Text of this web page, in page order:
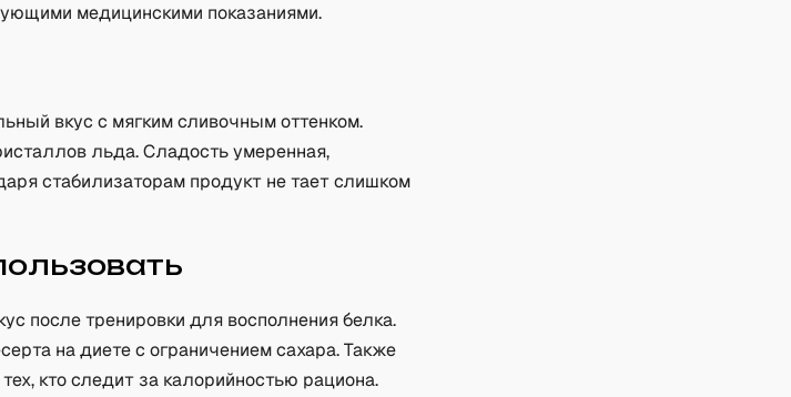
медицинскими показаниями.
вкус с мягким сливочным оттенком.
льда. Сладость умеренная,
стабилизаторам продукт не тает слишком
после тренировки для восполнения белка.
на диете с ограничением сахара. Также
кто следит за калорийностью рациона.